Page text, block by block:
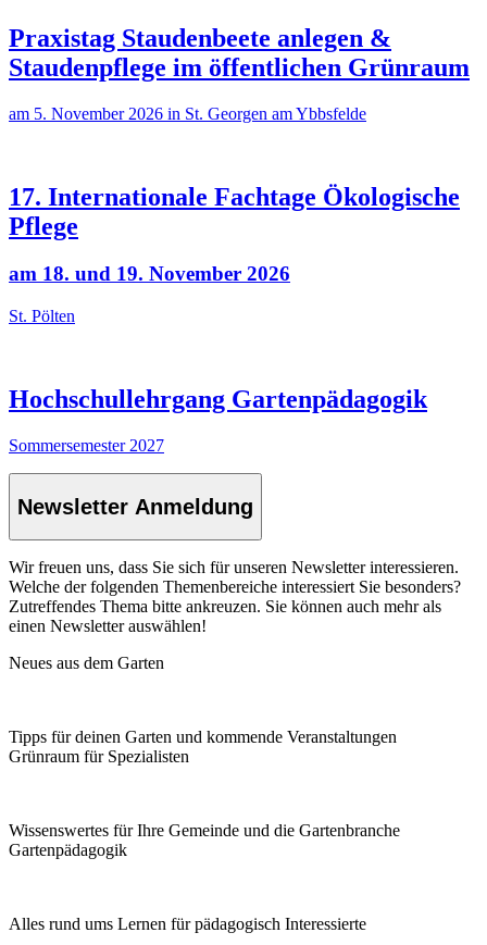
Praxistag Staudenbeete anlegen &
Staudenpflege im öffentlichen Grünraum
am 5. November 2026 in St. Georgen am Ybbsfelde
17. Internationale Fachtage Ökologische
Pflege
am 18. und 19. November 2026
St. Pölten
Hochschullehrgang Gartenpädagogik
Sommersemester 2027
Newsletter Anmeldung
Wir freuen uns, dass Sie sich für unseren Newsletter interessieren.
Welche der folgenden Themenbereiche interessiert Sie besonders?
Zutreffendes Thema bitte ankreuzen. Sie können auch mehr als
einen Newsletter auswählen!
Neues aus dem Garten
Tipps für deinen Garten und kommende Veranstaltungen
Grünraum für Spezialisten
Wissenswertes für Ihre Gemeinde und die Gartenbranche
Garten­pädagogik
Alles rund ums Lernen für pädagogisch Interessierte